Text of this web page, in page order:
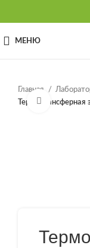
МЕНЮ
Главная
Нажмите,